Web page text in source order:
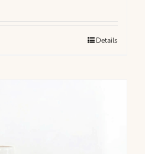
Details